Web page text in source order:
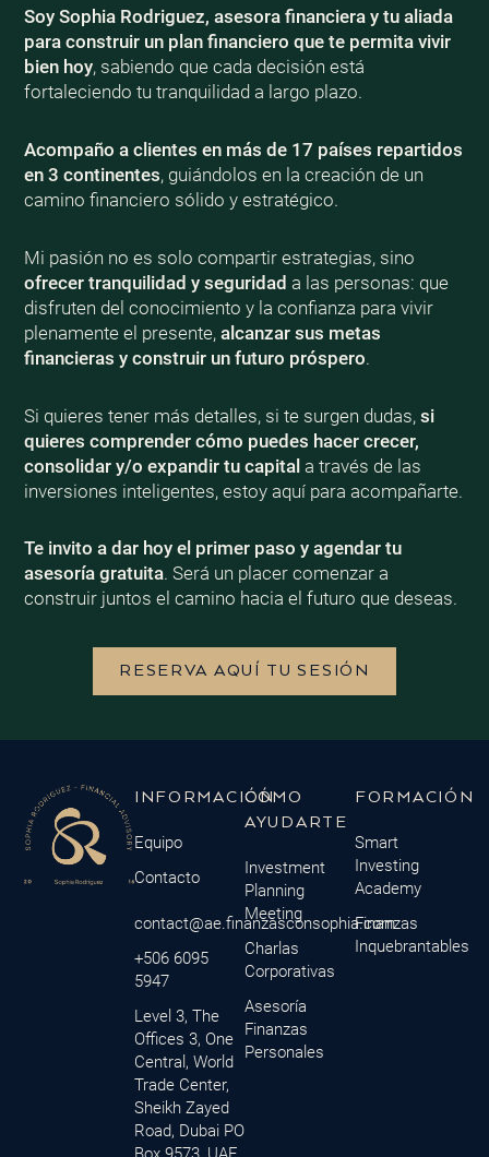
Soy Sophia Rodriguez, asesora financiera y tu aliada
para construir un plan financiero que te permita vivir
bien hoy, sabiendo que cada decisión está
fortaleciendo tu tranquilidad a largo plazo.
Acompaño a clientes en más de 17 países repartidos
en 3 continentes, guiándolos en la creación de un
camino financiero sólido y estratégico.
Mi pasión no es solo compartir estrategias, sino
ofrecer tranquilidad y seguridad a las personas: que
disfruten del conocimiento y la confianza para vivir
plenamente el presente, alcanzar sus metas
financieras y construir un futuro próspero.
Si quieres tener más detalles, si te surgen dudas, si
quieres comprender cómo puedes hacer crecer,
consolidar y/o expandir tu capitala través de las
inversiones inteligentes, estoy aquí para acompañarte.
Te invito a dar hoy el primer paso y agendar tu
asesoría gratuita. Será un placer comenzar a
construir juntos el camino hacia el futuro que deseas.
RESERVA AQUÍ TU SESIÓN
INFORMACIÓN
Equipo
Contacto
contact@ae.finanzasconsophia.com
+506 6095
5947
Level 3, The
Offices 3, One
Central, World
Trade Center,
Sheikh Zayed
Road, Dubai PO
CÓMO
AYUDARTE
Investment
Planning
Meeting
Charlas
Corporativas
Asesoría
Finanzas
Personales
FORMACIÓN
Smart
Investing
Academy
Finanzas
Inquebrantables